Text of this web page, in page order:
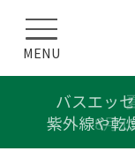
MENU
8月
バスエッ
紫外線や乾